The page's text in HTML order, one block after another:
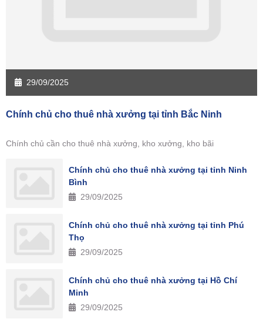
29/09/2025
Chính chủ cho thuê nhà xưởng tại tỉnh Bắc Ninh
Chính chủ cần cho thuê nhà xưởng, kho xưởng, kho bãi
Chính chủ cho thuê nhà xưởng tại tỉnh Ninh
Bình
29/09/2025
Chính chủ cho thuê nhà xưởng tại tỉnh Phú
Thọ
29/09/2025
Chính chủ cho thuê nhà xưởng tại Hồ Chí
Minh
29/09/2025